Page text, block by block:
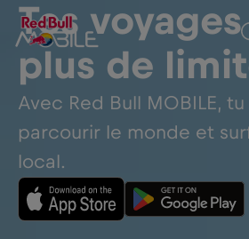
Tes voyages
plus de
Avec Red Bull MOBILE,
parcourir le monde et
local.